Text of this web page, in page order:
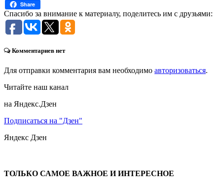
Share
Спасибо за внимание к материалу, поделитесь им с друзьями:
Комментариев нет
Для отправки комментария вам необходимо авторизоваться.
Читайте наш канал
на Яндекс.Дзен
Подписаться на "Дзен"
Яндекс Дзен
ТОЛЬКО САМОЕ ВАЖНОЕ И ИНТЕРЕСНОЕ